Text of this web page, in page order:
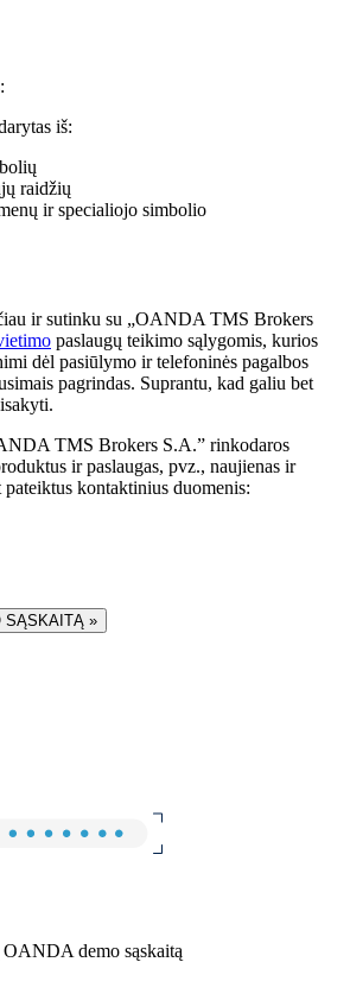
iš:
raidžių
ir specialiojo simbolio
ir sutinku su „OANDA TMS Brokers
paslaugų teikimo sąlygomis, kurios
dėl pasiūlymo ir telefoninės pagalbos
pagrindas. Suprantu, kad galiu bet
TMS Brokers S.A.” rinkodaros
ir paslaugas, pvz., naujienas ir
kontaktinius duomenis:
SĄSKAITĄ »
demo sąskaitą